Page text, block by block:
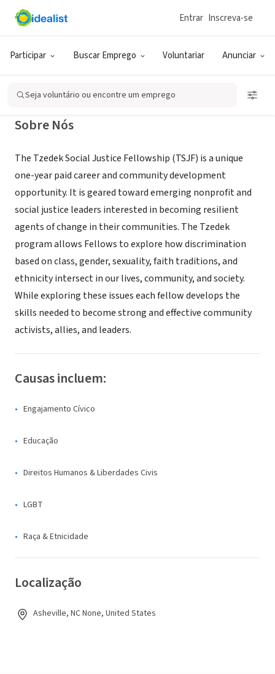
Participar Buscar Emprego Voluntariar Anunciar
Entrar Inscreva-se
Seja voluntário ou encontre um emprego
RECRUTADOR (AGÊNCIA DE EMPREGO)
Tzedek Social Justice Fellowship
Sobre Nós
The Tzedek Social Justice Fellowship (TSJF) is a unique
one-year paid career and community development
opportunity. It is geared toward emerging nonprofit and
social justice leaders interested in becoming resilient
agents of change in their communities. The Tzedek
program allows Fellows to explore how discrimination
based on class, gender, sexuality, faith traditions, and
ethnicity intersect in our lives, community, and society.
While exploring these issues each fellow develops the
skills needed to become strong and effective community
activists, allies, and leaders.
Causas incluem:
Engajamento Cívico
Educação
Direitos Humanos & Liberdades Civis
LGBT
Raça & Etnicidade
Localização
Asheville, NC None, United States